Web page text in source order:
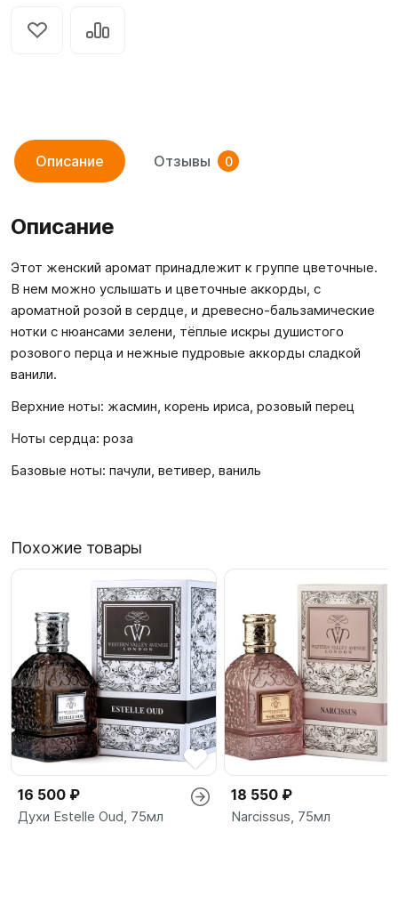
Описание Отзывы 0
Описание
Этот женский аромат принадлежит к группе цветочные.
В нем можно услышать и цветочные аккорды, с
ароматной розой в сердце, и древесно-бальзамические
нотки с нюансами зелени, тёплые искры душистого
розового перца и нежные пудровые аккорды сладкой
ванили.
Верхние ноты: жасмин, корень ириса, розовый перец
Ноты сердца: роза
Базовые ноты: пачули, ветивер, ваниль
Похожие товары
16 500 ₽
Духи Estelle Oud, 75мл
18 550 ₽
Narcissus, 75мл